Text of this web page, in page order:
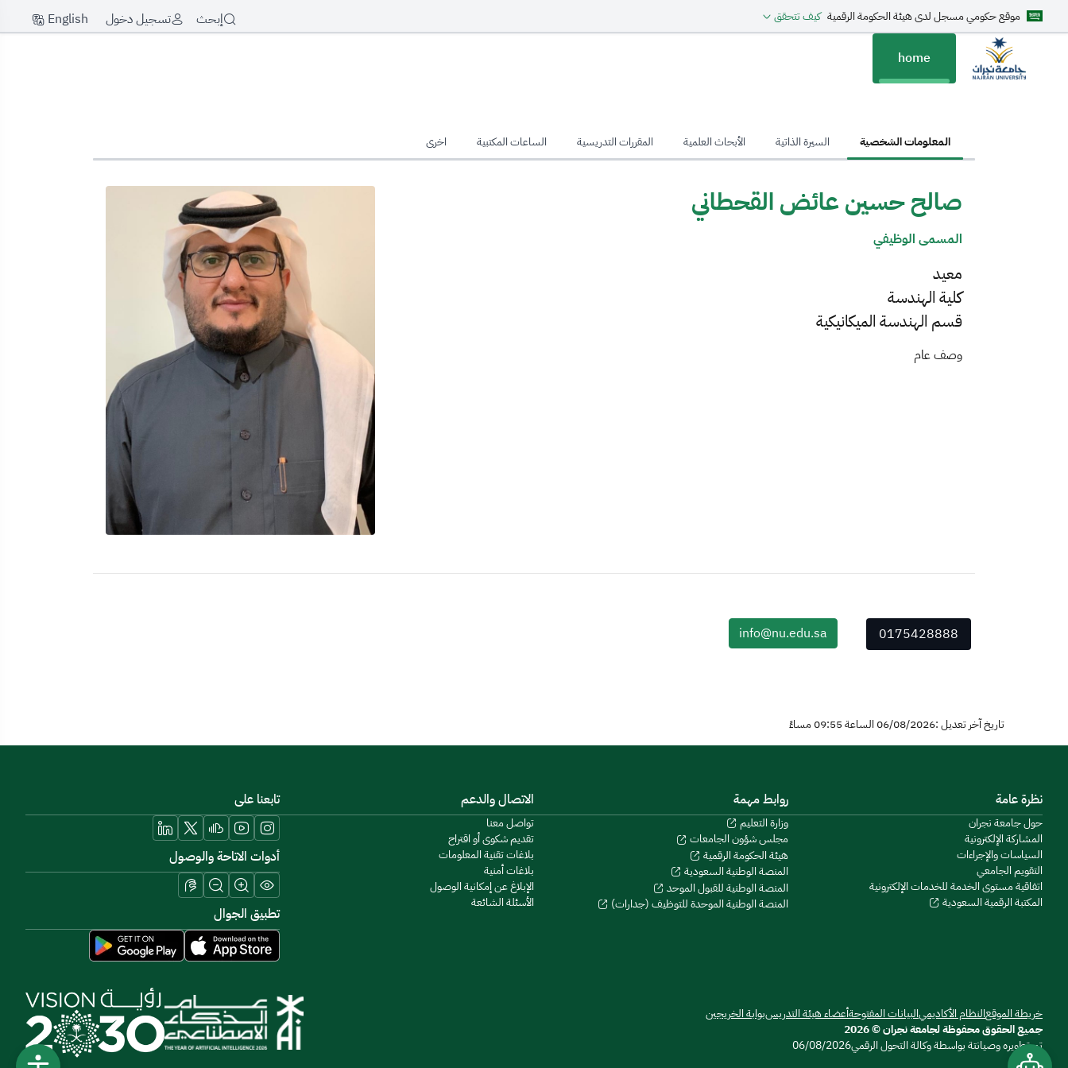
موقع حكومي مسجل لدى هيئة الحكومة الرقمية كيف تتحقق إبحث تسجيل دخول English
home
المعلومات الشخصية السيرة الذاتية الأبحاث العلمية المقررات التدريسية الساعات المكتبية اخرى
صالح حسين عائض القحطاني
المسمى الوظيفي
معيد
كلية الهندسة
قسم الهندسة الميكانيكية
وصف عام
0175428888
info@nu.edu.sa
تاريخ آخر تعديل :06/08/2026 الساعة 09:55 مساءً
نظرة عامة
حول جامعة نجران
المشاركة الإلكترونية
السياسات والإجراءات
التقويم الجامعي
اتفاقية مستوى الخدمة للخدمات الإلكترونية
المكتبة الرقمية السعودية
روابط مهمة
وزارة التعليم
مجلس شؤون الجامعات
هيئة الحكومة الرقمية
المنصة الوطنية السعودية
المنصة الوطنية للقبول الموحد
المنصة الوطنية الموحدة للتوظيف (جدارات)
الاتصال والدعم
تواصل معنا
تقديم شكوى أو اقتراح
بلاغات تقنية المعلومات
بلاغات أمنية
الإبلاغ عن إمكانية الوصول
الأسئلة الشائعة
تابعنا على
أدوات الاتاحة والوصول
تطبيق الجوال
خريطة الموقعالنظام الأكاديميالبيانات المفتوحةأعضاء هيئة التدريسبوابة الخريجين
جميع الحقوق محفوظة لجامعة نجران © 2026
تم تطويره وصيانتة بواسطة وكالة التحول الرقمي06/08/2026